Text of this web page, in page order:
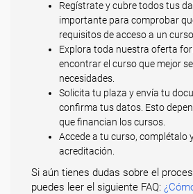
Regístrate y cubre todos tus
importante para comprobar
requisitos de acceso a un curso.
Explora toda nuestra oferta
encontrar el curso que mejor
necesidades.
Solicita tu plaza y envía tu
confirma tus datos. Esto
que financian los cursos.
Accede a tu curso, complétalo
acreditación.
Si aún tienes dudas sobre el
puedes leer el siguiente FAQ: